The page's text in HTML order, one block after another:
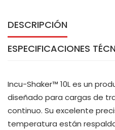
DESCRIPCIÓN
ESPECIFICACIONES
Incu-Shaker™ 10L es un
diseñado para cargas de
continuo. Su excelente
temperatura están